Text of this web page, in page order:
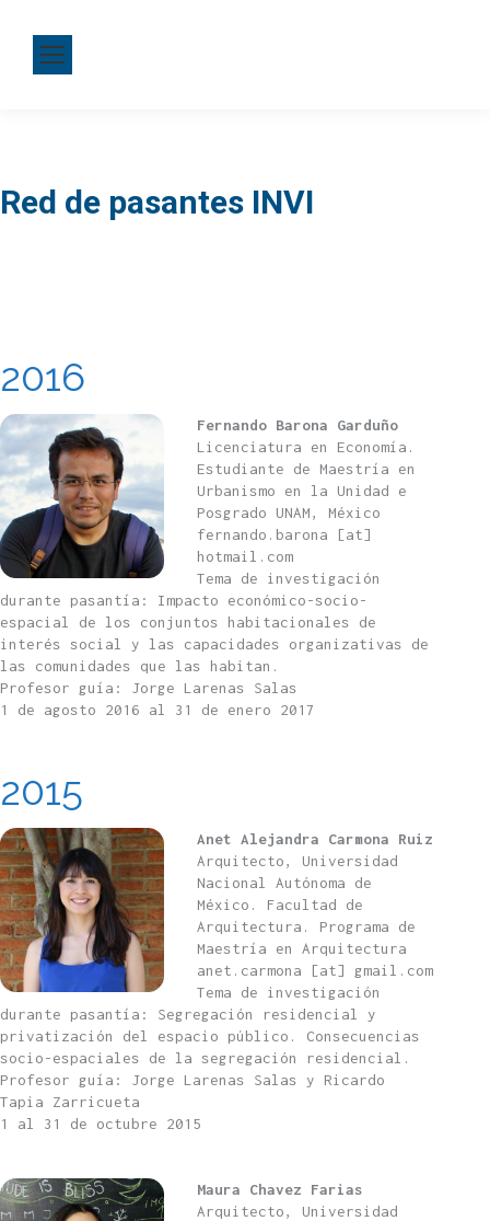
Red de pasantes INVI
2016
Fernando Barona Garduño
Licenciatura en Economía.
Estudiante de Maestría en
Urbanismo en la Unidad e
Posgrado UNAM, México
fernando.barona [at]
hotmail.com
Tema de investigación
durante pasantía: Impacto económico-socio-
espacial de los conjuntos habitacionales de
interés social y las capacidades organizativas de
las comunidades que las habitan.
Profesor guía: Jorge Larenas Salas
1 de agosto 2016 al 31 de enero 2017
2015
Anet Alejandra Carmona Ruiz
Arquitecto, Universidad
Nacional Autónoma de
México. Facultad de
Arquitectura. Programa de
Maestría en Arquitectura
anet.carmona [at] gmail.com
Tema de investigación
durante pasantía: Segregación residencial y
privatización del espacio público. Consecuencias
socio-espaciales de la segregación residencial.
Profesor guía: Jorge Larenas Salas y Ricardo
Tapia Zarricueta
1 al 31 de octubre 2015
Maura Chavez Farias
Arquitecto, Universidad